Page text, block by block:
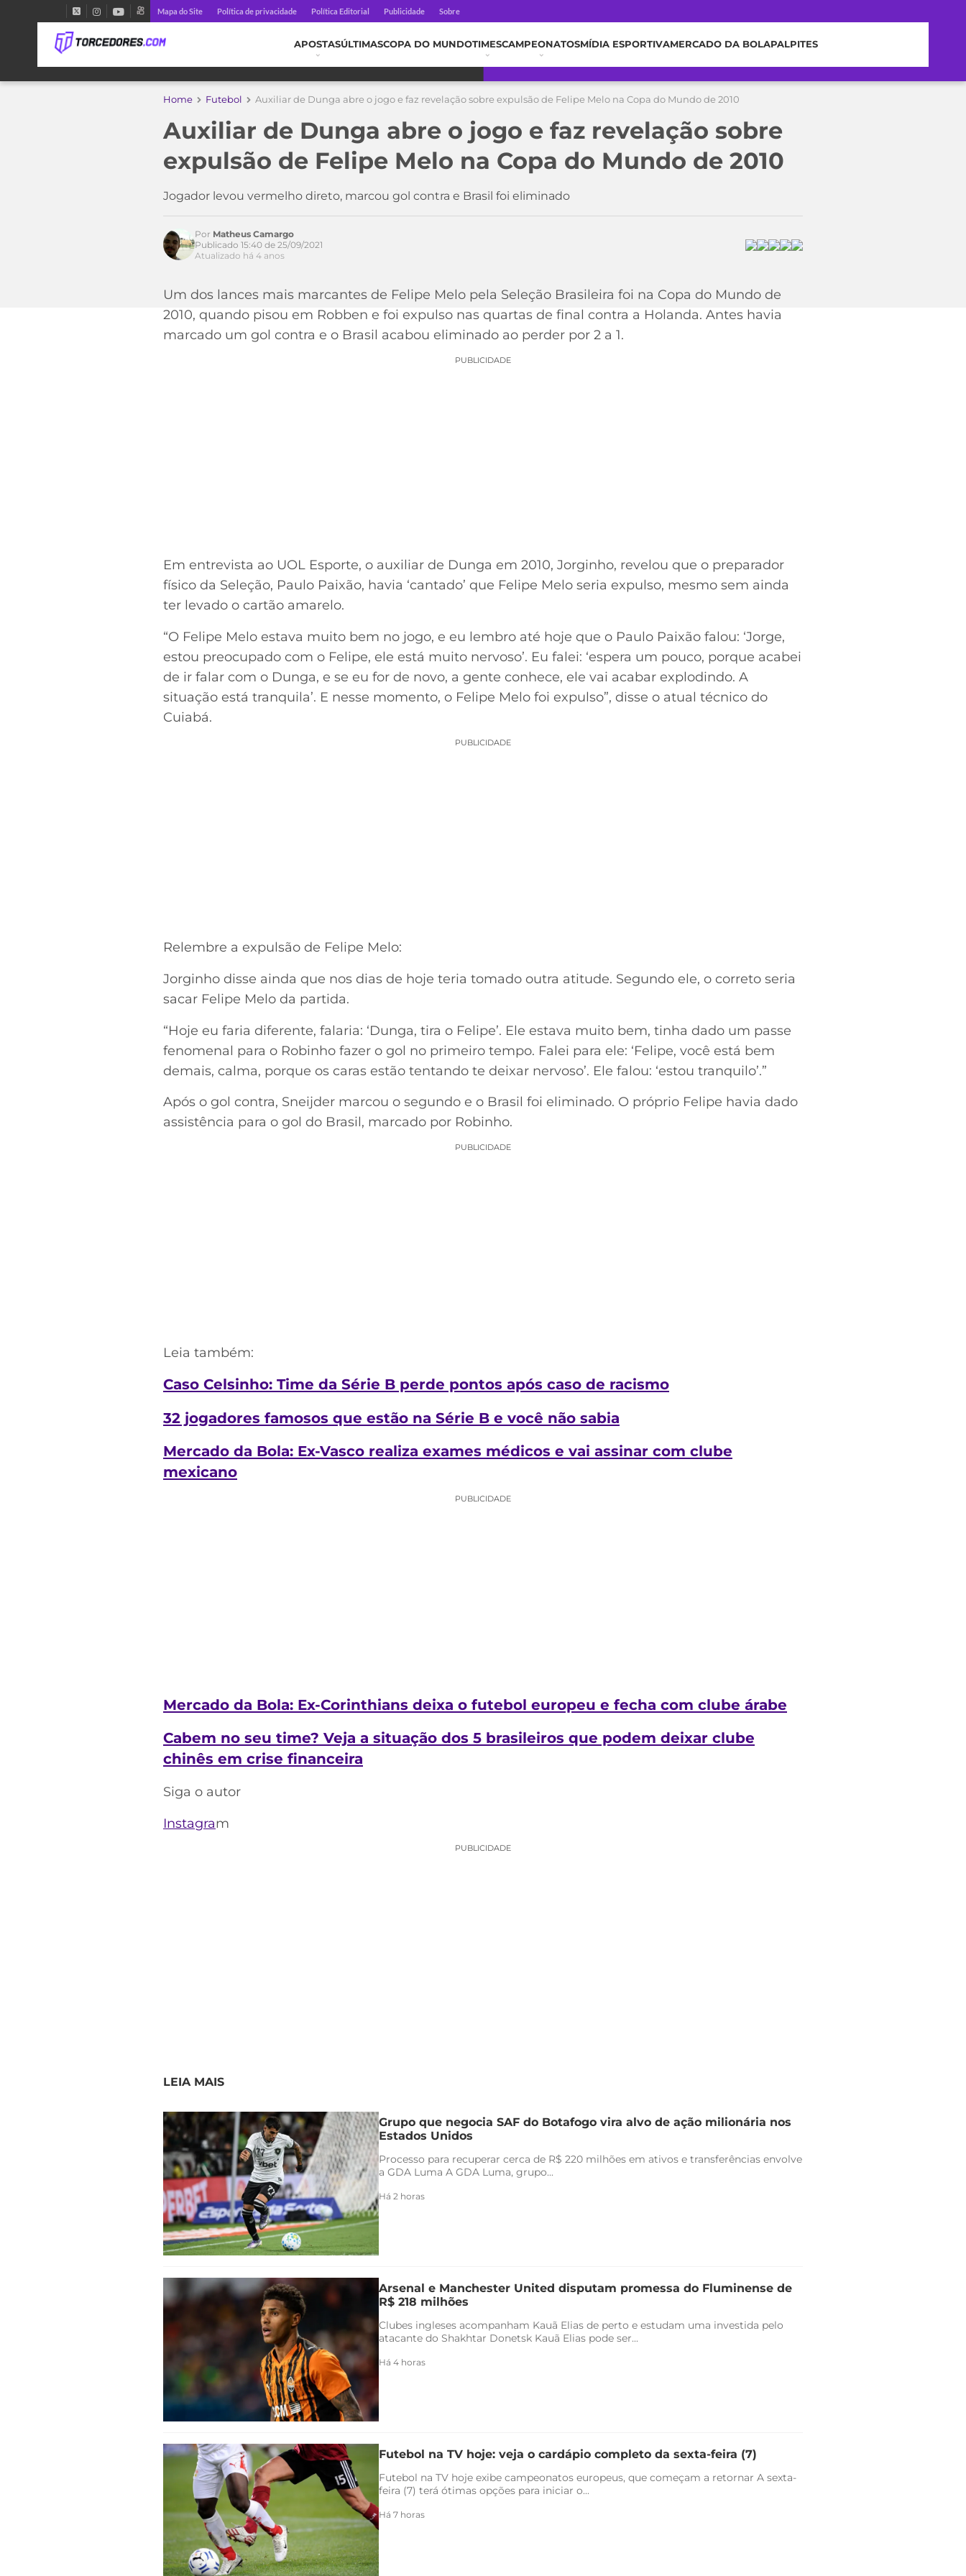
Mapa do Site Política de privacidade Política Editorial Publicidade Sobre
APOSTASÚLTIMASCOPA DO MUNDOTIMESCAMPEONATOSMÍDIA ESPORTIVAMERCADO DA BOLAPALPITES
Home Futebol Auxiliar de Dunga abre o jogo e faz revelação sobre expulsão de Felipe Melo na Copa do Mundo de 2010
Auxiliar de Dunga abre o jogo e faz revelação sobre
expulsão de Felipe Melo na Copa do Mundo de 2010
Jogador levou vermelho direto, marcou gol contra e Brasil foi eliminado
Acesse o perfil do autor
Por Matheus Camargo
Publicado 15:40 de 25/09/2021
Atualizado há 4 anos
Um dos lances mais marcantes de Felipe Melo pela Seleção Brasileira foi na Copa do Mundo de
2010, quando pisou em Robben e foi expulso nas quartas de final contra a Holanda. Antes havia
marcado um gol contra e o Brasil acabou eliminado ao perder por 2 a 1.
PUBLICIDADE
Em entrevista ao UOL Esporte, o auxiliar de Dunga em 2010, Jorginho, revelou que o preparador
físico da Seleção, Paulo Paixão, havia ‘cantado’ que Felipe Melo seria expulso, mesmo sem ainda
ter levado o cartão amarelo.
“O Felipe Melo estava muito bem no jogo, e eu lembro até hoje que o Paulo Paixão falou: ‘Jorge,
estou preocupado com o Felipe, ele está muito nervoso’. Eu falei: ‘espera um pouco, porque acabei
de ir falar com o Dunga, e se eu for de novo, a gente conhece, ele vai acabar explodindo. A
situação está tranquila’. E nesse momento, o Felipe Melo foi expulso”, disse o atual técnico do
Cuiabá.
PUBLICIDADE
Relembre a expulsão de Felipe Melo:
Jorginho disse ainda que nos dias de hoje teria tomado outra atitude. Segundo ele, o correto seria
sacar Felipe Melo da partida.
“Hoje eu faria diferente, falaria: ‘Dunga, tira o Felipe’. Ele estava muito bem, tinha dado um passe
fenomenal para o Robinho fazer o gol no primeiro tempo. Falei para ele: ‘Felipe, você está bem
demais, calma, porque os caras estão tentando te deixar nervoso’. Ele falou: ‘estou tranquilo’.”
Após o gol contra, Sneijder marcou o segundo e o Brasil foi eliminado. O próprio Felipe havia dado
assistência para o gol do Brasil, marcado por Robinho.
PUBLICIDADE
Leia também:
Caso Celsinho: Time da Série B perde pontos após caso de racismo
32 jogadores famosos que estão na Série B e você não sabia
Mercado da Bola: Ex-Vasco realiza exames médicos e vai assinar com clube
mexicano
PUBLICIDADE
Mercado da Bola: Ex-Corinthians deixa o futebol europeu e fecha com clube árabe
Cabem no seu time? Veja a situação dos 5 brasileiros que podem deixar clube
chinês em crise financeira
Siga o autor
Instagram
PUBLICIDADE
LEIA MAIS
Grupo que negocia SAF do Botafogo vira alvo de ação milionária nos
Estados Unidos
Processo para recuperar cerca de R$ 220 milhões em ativos e transferências envolve
a GDA Luma A GDA Luma, grupo...
Há 2 horas
Arsenal e Manchester United disputam promessa do Fluminense de
R$ 218 milhões
Clubes ingleses acompanham Kauã Elias de perto e estudam uma investida pelo
atacante do Shakhtar Donetsk Kauã Elias pode ser...
Há 4 horas
Futebol na TV hoje: veja o cardápio completo da sexta-feira (7)
Futebol na TV hoje exibe campeonatos europeus, que começam a retornar A sexta-
feira (7) terá ótimas opções para iniciar o...
Há 7 horas